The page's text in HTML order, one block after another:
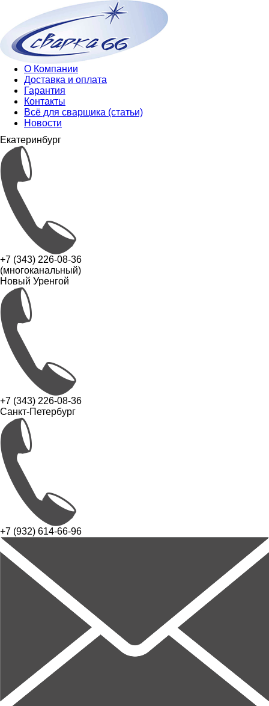
О Компании
Доставка и оплата
Гарантия
Контакты
Всё для сварщика (статьи)
Новости
Екатеринбург
+7 (343) 226-08-36
(многоканальный)
Новый Уренгой
+7 (343) 226-08-36
Санкт-Петербург
+7 (932) 614-66-96